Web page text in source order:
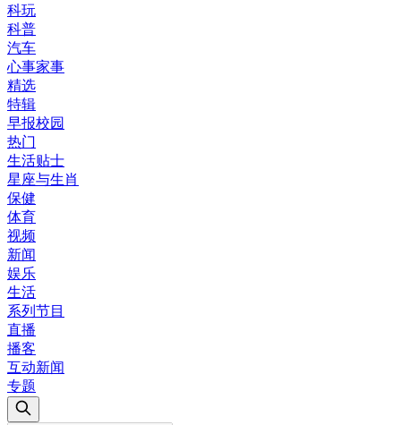
科玩
科普
汽车
心事家事
精选
特辑
早报校园
热门
生活贴士
星座与生肖
保健
体育
视频
新闻
娱乐
生活
系列节目
直播
播客
互动新闻
专题